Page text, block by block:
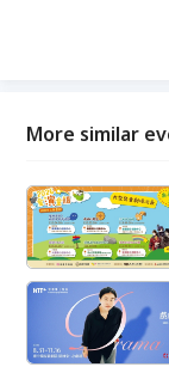
More similar